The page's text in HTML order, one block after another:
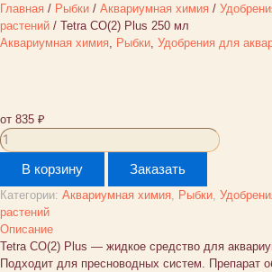
Главная / Рыбки / Аквариумная химия /
растений / Tetra CO(2) Plus 250 мл
Аквариумная химия
Рыбки Удобрения для
от 835 ₽
Количество
товара
Tetra
CO(2)
Plus
250
мл
В корзину Заказать
Категории: Аквариумная химия Рыбки
растений
Описание
Tetra CO(2) Plus — жидкое средство для
Подходит для пресноводных систем. Препарат